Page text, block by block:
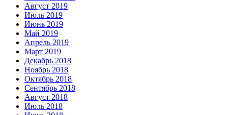
Август 2019
Июль 2019
Июнь 2019
Май 2019
Апрель 2019
Март 2019
Декабрь 2018
Ноябрь 2018
Октябрь 2018
Сентябрь 2018
Август 2018
Июль 2018